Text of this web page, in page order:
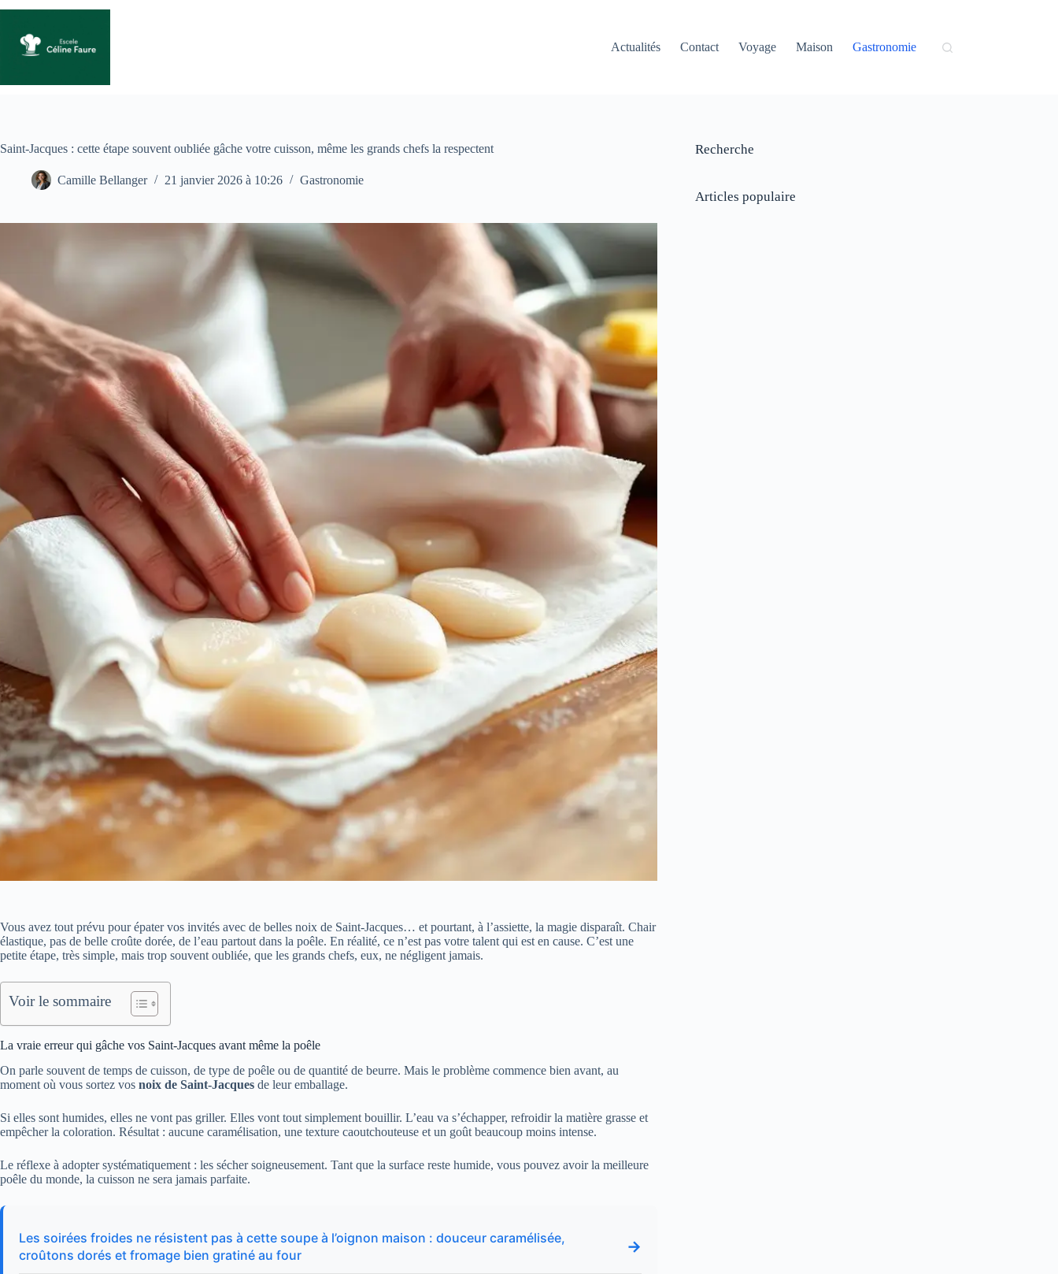
contenu
Actualités
Contact Voyage Maison Gastronomie
Saint-Jacques : cette étape souvent oubliée gâche votre cuisson, même les grands chefs la respectent
Camille Bellanger 21 janvier 2026 à 10:26 Gastronomie
Vous avez tout prévu pour épater vos invités avec de belles noix de Saint-Jacques… et pourtant, à l’assiette, la magie disparaît. Chair
élastique, pas de belle croûte dorée, de l’eau partout dans la poêle. En réalité, ce n’est pas votre talent qui est en cause. C’est une
petite étape, très simple, mais trop souvent oubliée, que les grands chefs, eux, ne négligent jamais.
Voir le sommaire
La vraie erreur qui gâche vos Saint-Jacques avant même la poêle
On parle souvent de temps de cuisson, de type de poêle ou de quantité de beurre. Mais le problème commence bien avant, au
moment où vous sortez vos noix de Saint-Jacques de leur emballage.
Si elles sont humides, elles ne vont pas griller. Elles vont tout simplement bouillir. L’eau va s’échapper, refroidir la matière grasse et
empêcher la coloration. Résultat : aucune caramélisation, une texture caoutchouteuse et un goût beaucoup moins intense.
Le réflexe à adopter systématiquement : les sécher soigneusement. Tant que la surface reste humide, vous pouvez avoir la meilleure
poêle du monde, la cuisson ne sera jamais parfaite.
Les soirées froides ne résistent pas à cette soupe à l’oignon maison : douceur caramélisée,
croûtons dorés et fromage bien gratiné au four
→
Recherche
Articles populaire